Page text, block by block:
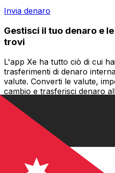
Invia denaro
Gestisci il tuo denaro e
trovi
L'app Xe ha tutto ciò di cui
trasferimenti di denaro
valute. Converti le valute,
cambio e trasferisci denaro
nascoste. Scaricala oggi